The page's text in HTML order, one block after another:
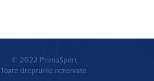
© 2022 PrimaSport
Toate drepturile rezervate.